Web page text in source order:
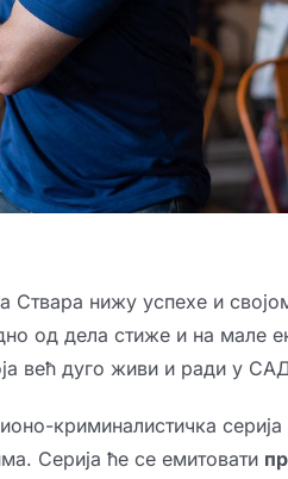
Ствара нижу успехе и
од дела стиже и на мале
већ дуго живи и ради у
криминалистичка серија
Серија ће се емитовати
Српски студенти
уметничком